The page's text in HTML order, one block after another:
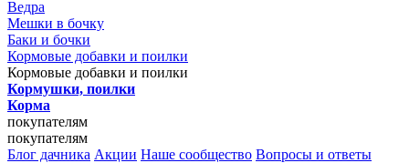
Ведра
Мешки в бочку
Баки и бочки
Кормовые добавки и поилки
Кормовые добавки и поилки
Кормушки, поилки
Корма
покупателям
покупателям
Блог дачника Акции Наше сообщество Вопросы и ответы